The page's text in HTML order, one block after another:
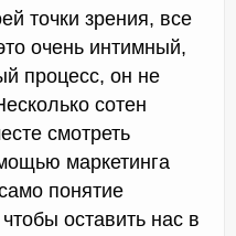
точки зрения, все
очень интимный,
процесс, он не
сотен
смотреть
маркетинга
понятие
оставить нас в